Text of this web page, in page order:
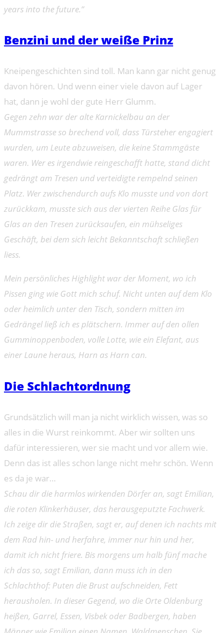
years into the future.”
Benzini und der weiße Prinz
Kneipengeschichten sind toll. Man kann gar nicht genug
davon hören. Und wenn einer viele davon auf Lager
hat, dann je wohl der gute Herr Glumm.
Gegen zehn war der alte Karnickelbau an der
Mummstrasse so brechend voll, dass Türsteher engagiert
wurden, um Leute abzuweisen, die keine Stammgäste
waren. Wer es irgendwie reingeschafft hatte, stand dicht
gedrängt am Tresen und verteidigte rempelnd seinen
Platz. Wer zwischendurch aufs Klo musste und von dort
zurückkam, musste sich aus der vierten Reihe Glas für
Glas an den Tresen zurücksaufen, ein mühseliges
Geschäft, bei dem sich leicht Bekanntschaft schließen
liess.
Mein persönliches Highlight war der Moment, wo ich
Pissen ging wie Gott mich schuf. Nicht unten auf dem Klo
oder heimlich unter den Tisch, sondern mitten im
Gedrängel ließ ich es plätschern. Immer auf den ollen
Gumminoppenboden, volle Lotte, wie ein Elefant, aus
einer Laune heraus, Harn as Harn can.
Die Schlachtordnung
Grundsätzlich will man ja nicht wirklich wissen, was so
alles in die Wurst reinkommt. Aber wir sollten uns
dafür interessieren, wer sie macht und vor allem wie.
Denn das ist alles schon lange nicht mehr schön. Wenn
es da je war…
Schau dir die harmlos wirkenden Dörfer an, sagt Emilian,
die roten Klinkerhäuser, das herausgeputzte Fachwerk.
Ich zeige dir die Straßen, sagt er, auf denen ich nachts mit
dem Rad hin- und herfahre, immer nur hin und her,
damit ich nicht friere. Bis morgens um halb fünf mache
ich das so, sagt Emilian, dann muss ich in den
Schlachthof: Puten die Brust aufschneiden, Fett
herausholen. In dieser Gegend, wo die Orte Oldenburg
heißen, Garrel, Essen, Visbek oder Badbergen, haben